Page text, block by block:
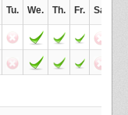
Tu. We. Th. Fr. Sa.